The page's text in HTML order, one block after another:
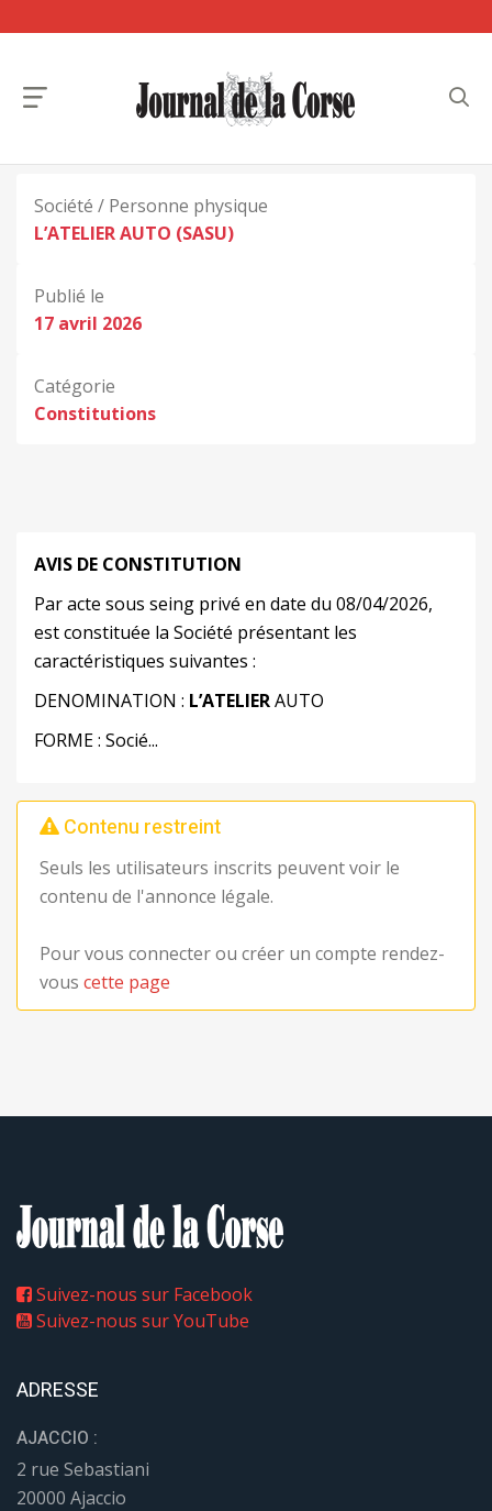
Société / Personne physique
L’ATELIER AUTO (SASU)
Publié le
17 avril 2026
Catégorie
Constitutions
AVIS DE CONSTITUTION
Par acte sous seing privé en date du 08/04/2026,
est constituée la Société présentant les
caractéristiques suivantes :
DENOMINATION : L’ATELIERAUTO
FORME : Socié...
Contenu restreint
Seuls les utilisateurs inscrits peuvent voir le
contenu de l'annonce légale.
Pour vous connecter ou créer un compte rendez-
vous cette page
Suivez-nous sur Facebook
Suivez-nous sur YouTube
ADRESSE
AJACCIO :
2 rue Sebastiani
20000 Ajaccio